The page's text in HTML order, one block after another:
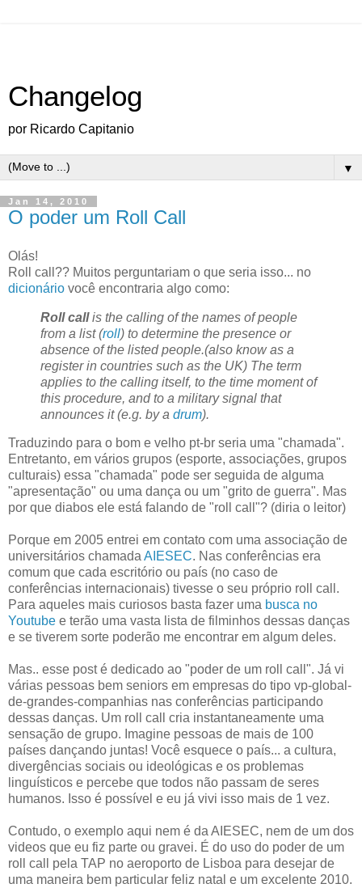
Changelog
por Ricardo Capitanio
▼
Jan 14, 2010
O poder um Roll Call
Olás!
Roll
call ?? Muitos perguntariam o que seria isso... no
dicionário você encontraria algo como:
Roll callis the calling of the names of people
from a list(roll) to determine the presence or
absence of the listed people.(also knowas a
register in countries such as the UK) The term
applies to the calling itself, to the time moment of
this procedure, andto a military signal that
announces it(e.g. bya drum).
Traduzindo para o bom e velho pt-br seria uma "chamada".
Entretanto, em vários grupos (esporte, associações, grupos
culturais) essa "chamada" pode ser seguida de alguma
"apresentação" ou uma dança ou um "grito de guerra". Mas
por que diabos ele está falando de "roll call "? (diria o leitor)
Porque em 2005 entrei em contato com uma associação de
universitários chamadaAIESEC. Nas conferências era
comum que cada escritório ou país (no caso de
conferências internacionais) tivesse o seu próprio roll call .
Para aqueles mais curiosos basta fazer uma busca no
Youtube e terão uma vasta lista de filminhos dessas danças
e se tiverem sorte poderão me encontrar em algum deles.
Mas.. esse posté dedicado ao "poder de um roll call ". Já vi
várias pessoas bem seniors em empresas do tipo vp-global-
de-grandes-companhias nas conferências participando
dessas danças. Um roll call cria instantaneamente uma
sensação de grupo. Imagine pessoas de mais de 100
países dançando juntas! Você esquece o país... a cultura,
divergências sociais ou ideológicas e os problemas
linguísticos e percebe que todos não passam de seres
humanos. Isso é possível e eu já vivi isso mais de 1 vez.
Contudo, o exemplo aqui nem é daAIESEC, nem de um dos
videos que eu fiz parte ou gravei. É do uso do poder de um
roll
call
pela TAP no aeroporto de Lisboa para desejar de
uma maneira bem particular feliz natal e um excelente 2010.